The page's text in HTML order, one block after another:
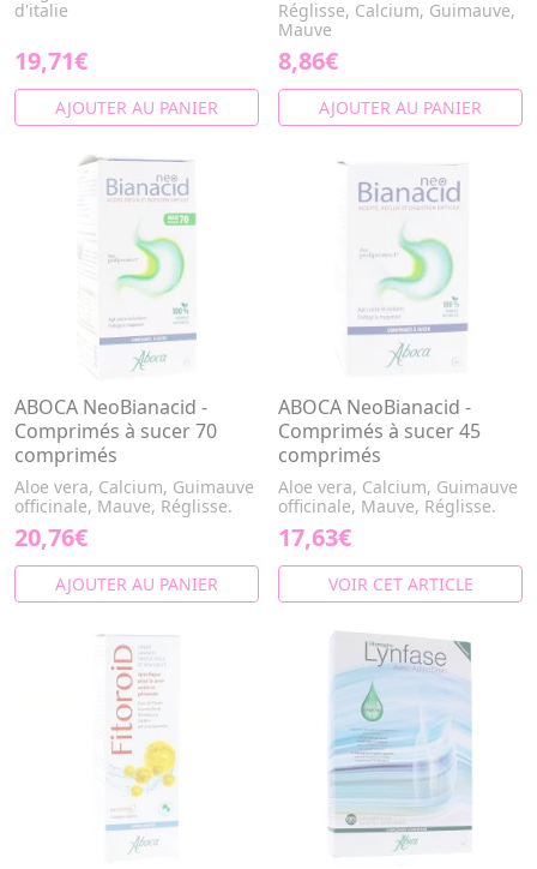
d'italie
19,71€
AJOUTER AU PANIER
Réglisse, Calcium, Guimauve,
Mauve
8,86€
AJOUTER AU PANIER
ABOCA NeoBianacid -
Comprimés à sucer 70
comprimés
Aloe vera, Calcium, Guimauve
officinale, Mauve, Réglisse.
20,76€
AJOUTER AU PANIER
ABOCA NeoBianacid -
Comprimés à sucer 45
comprimés
Aloe vera, Calcium, Guimauve
officinale, Mauve, Réglisse.
17,63€
VOIR CET ARTICLE